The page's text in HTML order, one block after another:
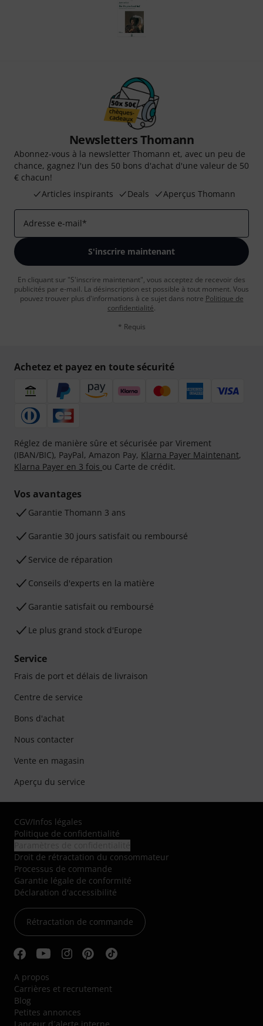
Newsletters Thomann
Abonnez-vous à la newsletter Thomann et, avec un peu de
chance, gagnez l'un des 50 bons d'achat d'une valeur de 50
€ chacun!
Articles inspirants
Deals Aperçus Thomann
Adresse e-mail*
S'inscrire maintenant
En cliquant sur "S'inscrire maintenant", vous acceptez de recevoir des
publicités par e-mail. La désinscription est possible à tout moment. Vous
pouvez trouver plus d'informations à ce sujet dans notre Politique de
confidentialité.
* Requis
Achetez et payez en toute sécurité
Réglez de manière sûre et sécurisée par Virement
(IBAN/BIC), PayPal, Amazon Pay, Klarna Payer Maintenant,
Klarna Payer en 3 fois ou Carte de crédit.
Vos avantages
Ga­ran­tie Thomann 3 ans
Garantie 30 jours satisfait ou remboursé
Service de réparation
Conseils d'experts en la matière
Garantie satisfait ou remboursé
Le plus grand stock d'Europe
Service
Frais de port et délais de livraison
Centre de service
Bons d'achat
Nous contacter
Vente en magasin
Aperçu du service
CGV/Infos légales
Politique de confidentialité
Droit de rétractation du consommateur
Processus de commande
Garantie légale de conformité
Déclaration d'accessibilité
Rétractation de commande
A propos
Carrières et recrutement
Blog
Petites annonces